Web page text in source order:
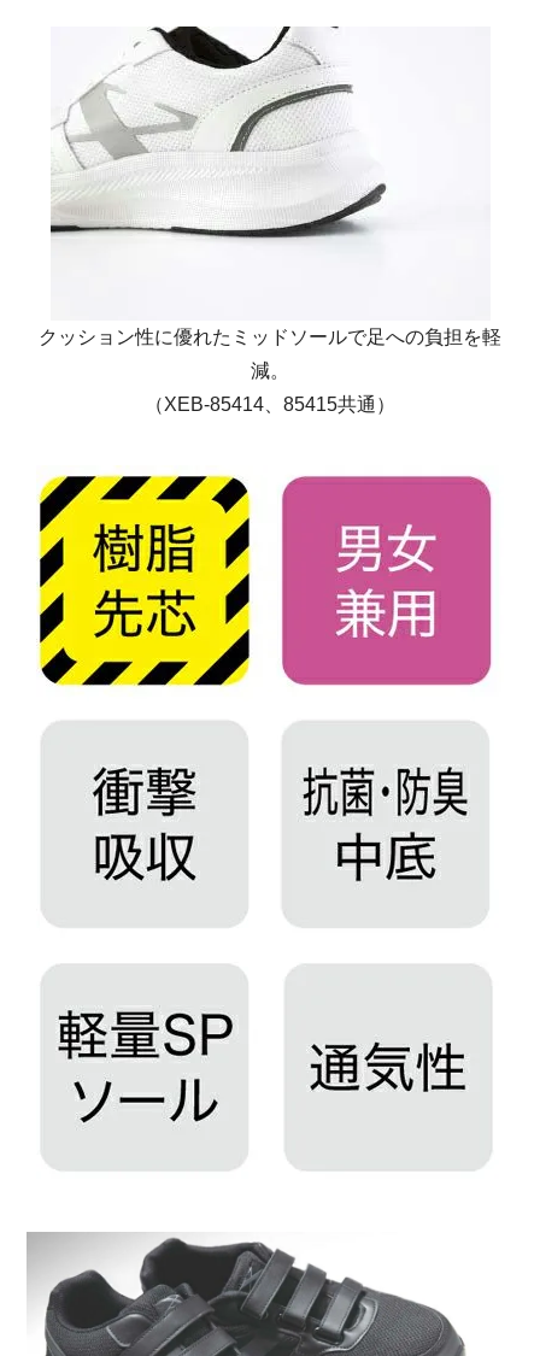
クッション性に優れたミッドソールで足への負担を軽
減。
（XEB-85414、85415共通）